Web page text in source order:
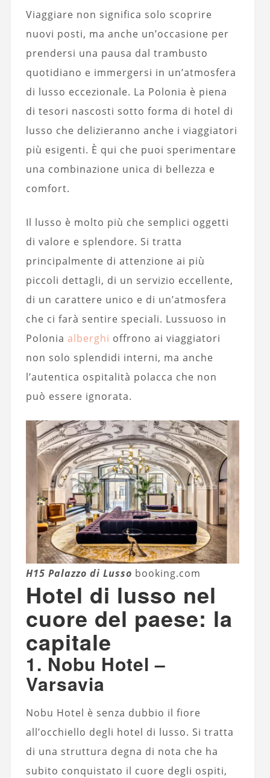
Viaggiare non significa solo scoprire
nuovi posti, ma anche un’occasione per
prendersi una pausa dal trambusto
quotidiano e immergersi in un’atmosfera
di lusso eccezionale. La Polonia è piena
di tesori nascosti sotto forma di hotel di
lusso che delizieranno anche i viaggiatori
più esigenti. È qui che puoi sperimentare
una combinazione unica di bellezza e
comfort.
Il lusso è molto più che semplici oggetti
di valore e splendore. Si tratta
principalmente di attenzione ai più
piccoli dettagli, di un servizio eccellente,
di un carattere unico e di un’atmosfera
che ci farà sentire speciali. Lussuoso in
Polonia alberghi offrono ai viaggiatori
non solo splendidi interni, ma anche
l’autentica ospitalità polacca che non
può essere ignorata.
H15 Palazzo di Lusso booking.com
Hotel di lusso nel
cuore del paese: la
capitale
1. Nobu Hotel –
Varsavia
Nobu Hotel è senza dubbio il fiore
all’occhiello degli hotel di lusso. Si tratta
di una struttura degna di nota che ha
subito conquistato il cuore degli ospiti,